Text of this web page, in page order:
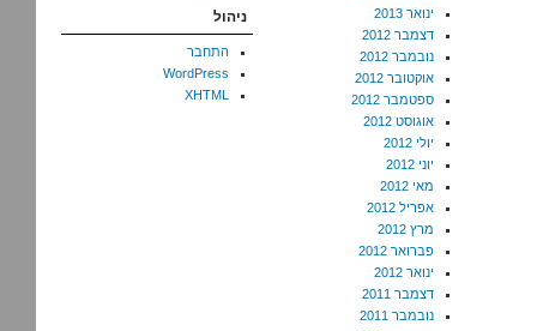
ינואר 2013
דצמבר 2012
נובמבר 2012
אוקטובר 2012
ספטמבר 2012
אוגוסט 2012
יולי 2012
יוני 2012
מאי 2012
אפריל 2012
מרץ 2012
פברואר 2012
ינואר 2012
דצמבר 2011
נובמבר 2011
ניהול
התחבר
WordPress
XHTML